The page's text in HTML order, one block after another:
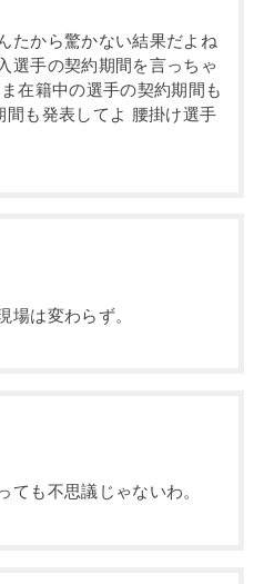
たから驚かない結果だよね
選手の契約期間を言っちゃ
在籍中の選手の契約期間も
も発表してよ 腰掛け選手
場は変わらず。
ても不思議じゃないわ。